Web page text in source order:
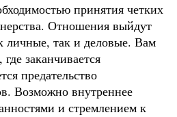
принятия четких
Отношения выйдут
так и деловые. Вам
заканчивается
предательство
Возможно внутреннее
и стремлением к